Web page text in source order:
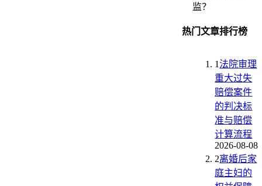
监？
热门文章排行榜
1法院审理
重大过失
赔偿案件
的判决标
准与赔偿
计算流程
2026-08-08
2离婚后家
庭主妇的